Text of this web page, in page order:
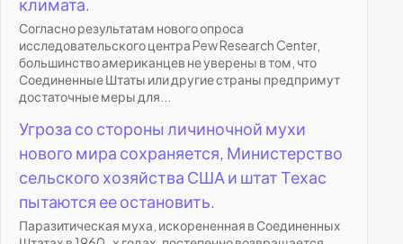
Согласно результатам нового опроса
исследовательского центра Pew Research Center,
большинство американцев не уверены в том, что
Соединенные Штаты или другие страны предпримут
достаточные меры для...
Угроза со стороны личиночной мухи
нового мира сохраняется, Министерство
сельского хозяйства США и штат Техас
пытаются ее остановить.
Паразитическая муха, искорененная в Соединенных